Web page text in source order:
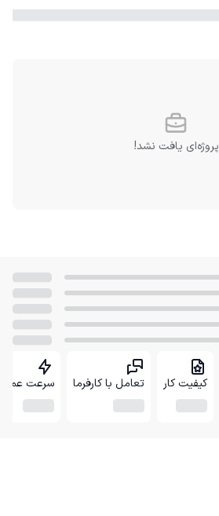
پروژه‌ای یافت نشد!
کیفیت کار تعامل با کارفرما سرعت عمل